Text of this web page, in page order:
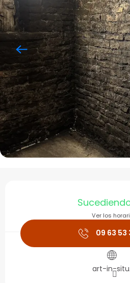
Horarios y
Ver los
09 63 53
art-in-